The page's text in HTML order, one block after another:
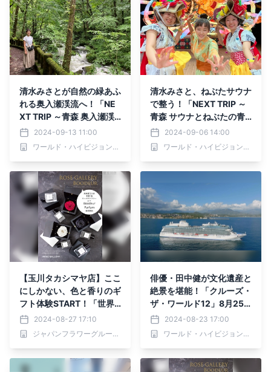
2024年10月8日刊行
清水みさとが自然の緑あふ
れる奥入瀬渓流へ！「NE
XT TRIP ～青森 奥入瀬渓
流でネイチャーツアー～」
9月16日(月)夕方6時00分
からBS12で放送！
2024-09-13 11:00
ワールド・ハイビジョン・チャンネル株式会社
清水みさと、ねぶたサウナ
で整う！「NEXT TRIP ～
青森 サウナとねぶたの青
森旅～」9月9日(月)夕方6
時00分からBS12で放送！
2024-09-06 14:00
ワールド・ハイビジョン・チャンネル株式会社
【玉川タカシマヤ店】ここ
にしかない、色と香りのギ
フト体験START！「世界
を旅する15都市の香り」
を発売｜ROSE GALLERY
×Boodeur
2024-08-27 17:10
ジャパンフラワーグループ株式会社
俳優・田中健が文化遺産と
絶景を堪能！「クルーズ・
ザ・ワールド12」8月25
日(日)夕方5時00分からB
S12で放送！
2024-08-23 17:00
ワールド・ハイビジョン・チャンネル株式会社